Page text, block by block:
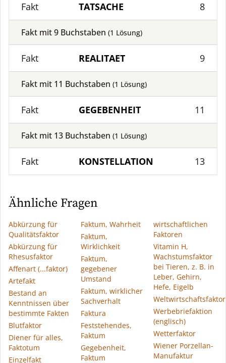
Fakt TATSACHE 8
Fakt mit9 Buchstaben (1 Lösung)
Fakt REALITAET 9
Fakt mit 11 Buchstaben (1 Lösung)
Fakt GEGEBENHEIT 11
Fakt mit 13 Buchstaben (1 Lösung)
Fakt KONSTELLATION 13
Ähnliche Fragen
Abkürzung für
Qualitätsfaktor
Abkürzung für
Rhesusfaktor
Affenart (...faktor)
Artefakt
Bestand an
Kenntnissen über
bestimmte Fakten
Blutfaktor
Diener für alles,
Faktotum
Einzelfakt
Faktum, Wahrheit
Faktum,
Wirklichkeit
Faktum,
gegebener
Umstand
Faktum, wirklicher
Sachverhalt
Faktura
Feststehendes,
Faktum
Gegebenheit,
Faktum
wirtschaftlichen
Faktoren
Vitamin H,
Wachstumsfaktor
bei Tieren, z. B. in
Leber, Gehirn,
Hefe, Eigelb
Weltwirtschaftsfaktor
Werbebriefaktion
(englisch)
Wetterfaktor
Wiener Porzellan-
Manufaktur